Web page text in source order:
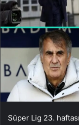
Süper Lig 23.